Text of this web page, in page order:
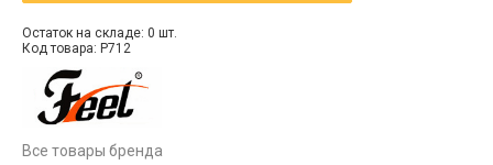
Остаток на складе: 0 шт.
Код товара: P712
Все товары бренда